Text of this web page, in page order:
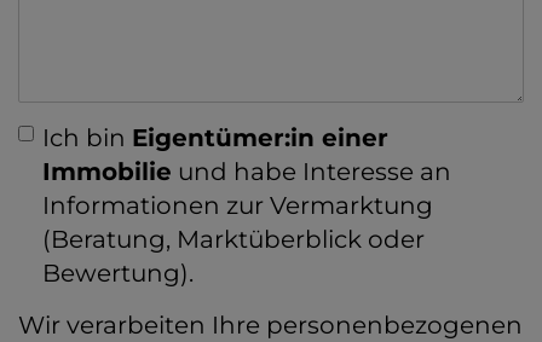
Ich bin Eigentümer:in einer
Immobilie und habe Interesse an
Informationen zur Vermarktung
(Beratung, Marktüberblick oder
Bewertung).
Wir verarbeiten Ihre personenbezogenen